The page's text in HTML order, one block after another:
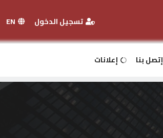
تسجيل الدخول
إتصل بنا إعلانات